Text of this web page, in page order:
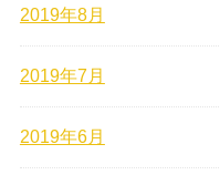
2019年8月
2019年7月
2019年6月